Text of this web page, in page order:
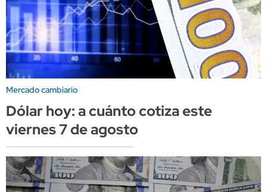
Mercado cambiario
Dólar hoy: a cuánto cotiza este
viernes 7 de agosto